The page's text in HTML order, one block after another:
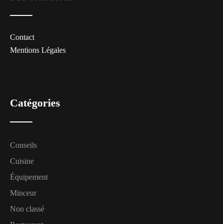
Contact
Mentions Légales
Catégories
Conseils
Cuisine
Équipement
Minceur
Non classé